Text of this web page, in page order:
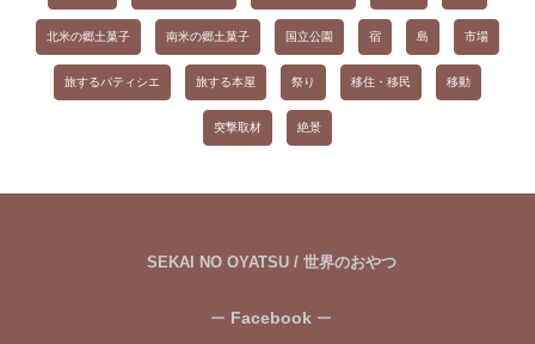
北米の郷土菓子 南米の郷土菓子 国立公園 宿 島 市場
旅するパティシエ 旅する本屋 祭り 移住・移民 移動
突撃取材 絶景
SEKAI NO OYATSU / 世界のおやつ
ー Facebook ー